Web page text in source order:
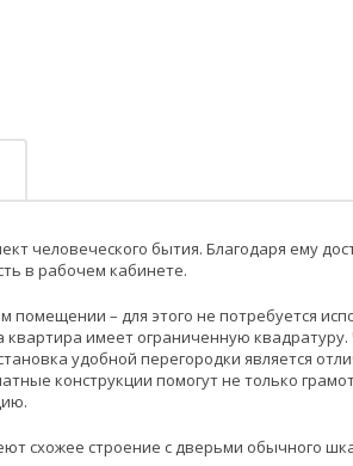
человеческого бытия. Благодаря ему
в рабочем кабинете.
– для этого не потребуется
имеет ограниченную
удобной перегородки является
конструкции помогут не только
схожее строение с дверьми обычного